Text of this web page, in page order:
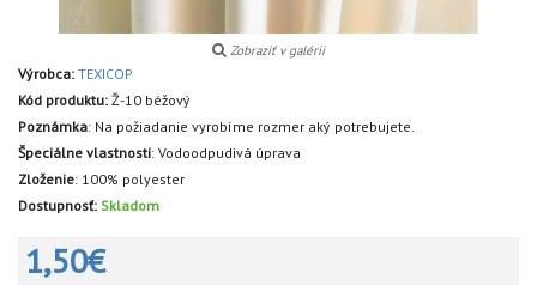
Zobraziť v galérii
Výrobca: TEXICOP
Kód produktu: Ž-10 béžový
Poznámka: Na požiadanie vyrobíme rozmer aký potrebujete.
Špeciálne vlastnosti: Vodoodpudivá úprava
Zloženie: 100% polyester
Dostupnosť: Skladom
1,50€